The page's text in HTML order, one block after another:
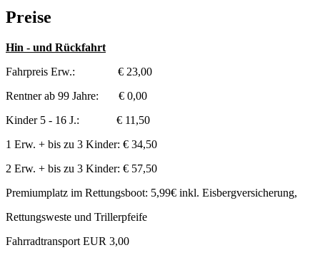
Preise
Hin - und Rückfahrt
Fahrpreis Erw.: € 23,00
Rentner ab 99 Jahre: € 0,00
Kinder 5 - 16 J.: € 11,50
1 Erw. + bis zu 3 Kinder: € 34,50
2 Erw. + bis zu 3 Kinder: € 57,50
Premiumplatz im Rettungsboot: 5,99€ inkl. Eisbergversicherung,
Rettungsweste und Trillerpfeife
Fahrradtransport EUR 3,00